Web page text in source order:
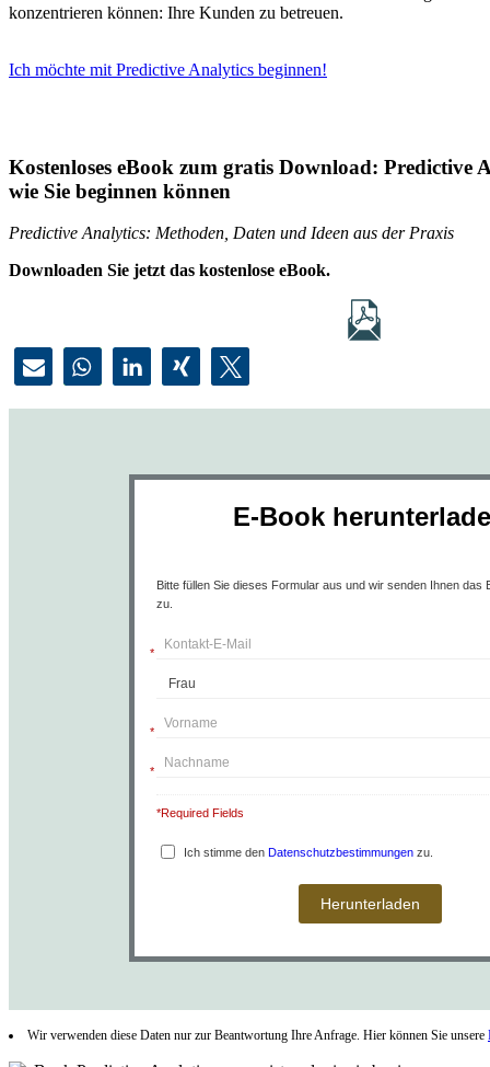
konzentrieren können: Ihre Kunden zu betreuen.
Ich möchte mit Predictive Analytics beginnen!
Kostenloses eBook zum gratis Download: Predictive
wie Sie beginnen können
Predictive Analytics: Methoden, Daten und Ideen aus der Praxis
Downloaden Sie jetzt das kostenlose eBook.
E-Book
Bitte füllen Sie dieses Formular aus und wir senden Ihnen das
zu.
*
*
*
*Required Fields
Ich stimme den Datenschutzbestimmungen zu.
Wir verwenden diese Daten nur zur Beantwortung Ihre Anfrage. Hier können Sie unsere